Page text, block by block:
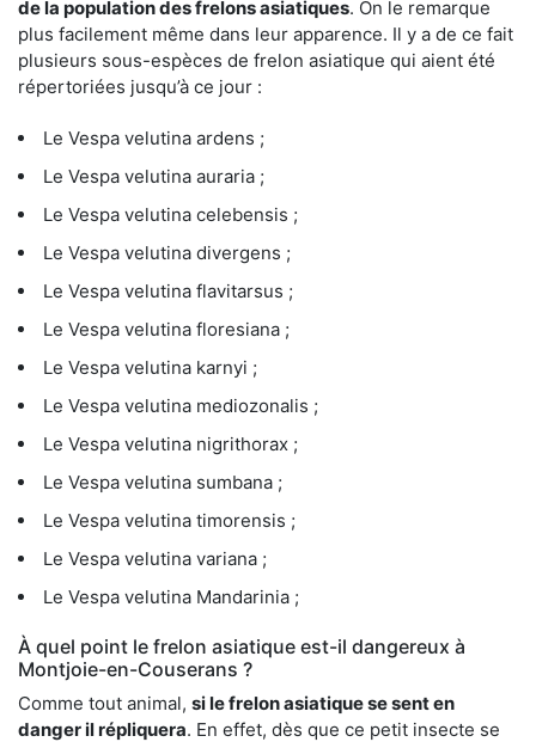
de la population des frelons asiatiques. On le remarque
plus facilement même dans leur apparence. Il y a de ce fait
plusieurs sous-espèces de frelon asiatique qui aient été
répertoriées jusqu’à ce jour :
Le Vespa velutina ardens ;
Le Vespa velutina auraria ;
Le Vespa velutina celebensis ;
Le Vespa velutina divergens ;
Le Vespa velutina flavitarsus ;
Le Vespa velutina floresiana ;
Le Vespa velutina karnyi ;
Le Vespa velutina mediozonalis ;
Le Vespa velutina nigrithorax ;
Le Vespa velutina sumbana ;
Le Vespa velutina timorensis ;
Le Vespa velutina variana ;
Le Vespa velutina Mandarinia ;
À quel point le frelon asiatique est-il dangereux à
Montjoie-en-Couserans ?
Comme tout animal, si le frelon asiatique se sent en
danger il répliquera. En effet, dès que ce petit insecte se